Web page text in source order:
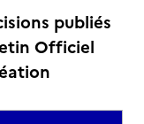
publiés
Officiel